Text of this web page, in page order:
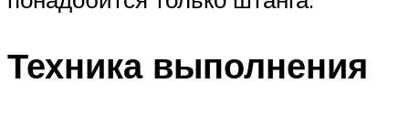
Техника выполнения